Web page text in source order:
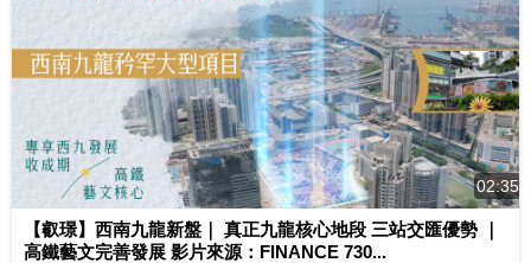
02:35
【叡璟】西南九龍新盤｜ 真正九龍核心地段 三站交匯優勢 ｜
高鐵藝文完善發展 影片來源：FINANCE 730...